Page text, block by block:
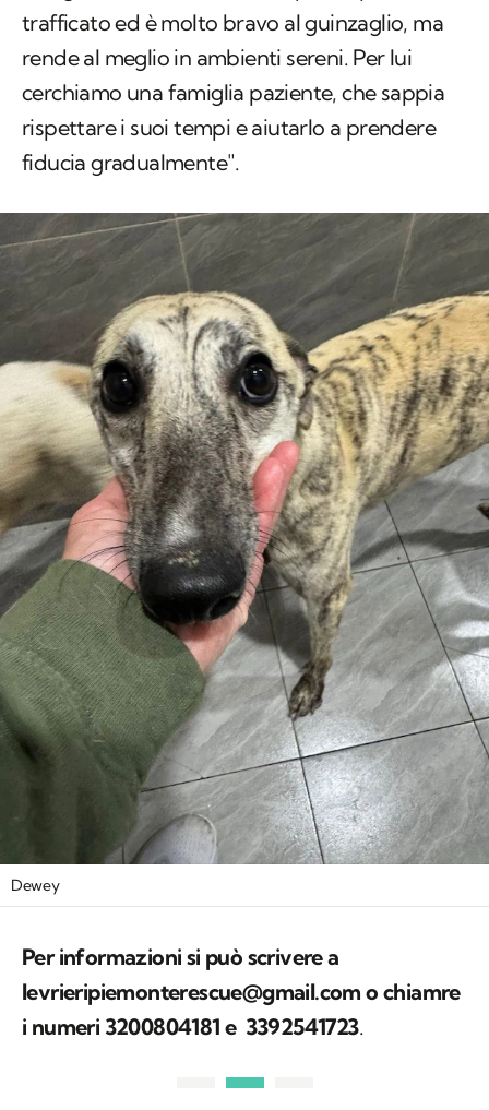
trafficato ed è molto bravo al guinzaglio, ma
rende al meglio in ambienti sereni. Per lui
cerchiamo una famiglia paziente, che sappia
rispettare i suoi tempi e aiutarlo a prendere
fiducia gradualmente".
Dewey
Per informazioni si può scrivere a
levrieripiemonterescue@gmail.com o chiamre
i numeri 3200804181 e ⁨3392541723.